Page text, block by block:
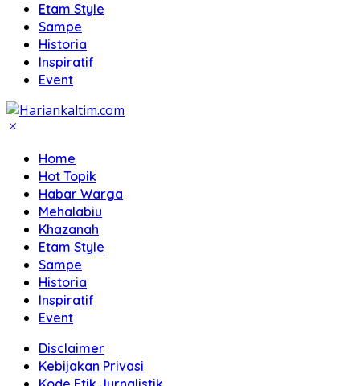
Etam Style
Sampe
Historia
Inspiratif
Event
Home
Hot Topik
Habar Warga
Mehalabiu
Khazanah
Etam Style
Sampe
Historia
Inspiratif
Event
Disclaimer
Kebijakan Privasi